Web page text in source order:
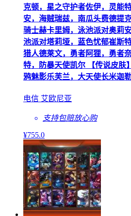
克顿，星之守护者佐伊，灵能
安，海贼瑞兹，南瓜头费德提
骑士赫卡里姆，泳池派对奥莉
池派对塔莉垭，蓝色忧郁崔斯
猎人德莱文，勇者阿狸，勇者
特，防暴天使凯尔 【传说皮肤
鸦魅影乐芙兰，大天使长米迦
电信 艾欧尼亚
支持包赔放心购
¥755.0